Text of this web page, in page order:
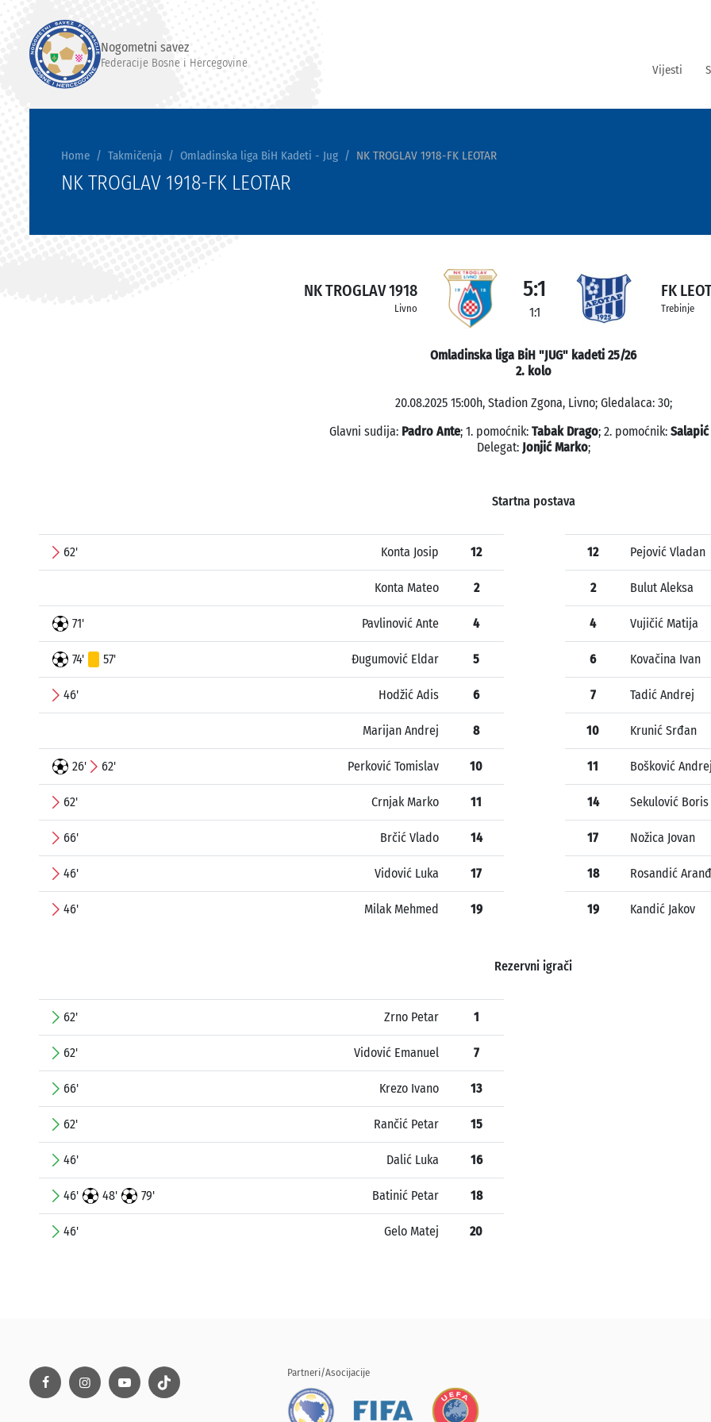
Nogometni savez
Federacije Bosne i Hercegovine Vijesti
Home Takmičenja Omladinska liga BiH Kadeti - Jug NK TROGLAV 1918-FK LEOTAR
NK TROGLAV 1918-FK LEOTAR
NK TROGLAV 1918
Livno
5:1
1:1
FK
Trebinje
Omladinska liga BiH "JUG" kadeti 25/26
2. kolo
20.08.2025 15:00h, Stadion Zgona, Livno; Gledalaca: 30;
Glavni sudija: Padro Ante; 1. pomoćnik: Tabak Drago; 2. pomoćnik:
Delegat: Jonjić Marko;
Startna postava
62' Konta Josip 12
Konta Mateo 2
71' Pavlinović Ante 4
74' 57' Đugumović Eldar 5
46' Hodžić Adis 6
Marijan Andrej 8
26' 62' Perković Tomislav 10
62' Crnjak Marko 11
66' Brčić Vlado 14
46' Vidović Luka 17
46' Milak Mehmed 19
12 Pejović Vladan
2 Bulut Aleksa
4 Vujičić Matija
6 Kovačina Ivan
7 Tadić Andrej
10 Krunić Srđan
11 Bošković Andrej
14 Sekulović Boris
17 Nožica Jovan
18 Rosandić
19 Kandić Jakov
Rezervni igrači
62' Zrno Petar 1
62' Vidović Emanuel 7
66' Krezo Ivano 13
62' Rančić Petar 15
46' Dalić Luka 16
46' 48' 79' Batinić Petar 18
46' Gelo Matej 20
Partneri/Asocijacije